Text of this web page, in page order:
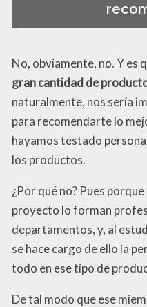
No, obviamente, no. Y es
gran cantidad de
naturalmente, nos sería
para recomendarte lo
hayamos testado
los productos.
¿Por qué no? Pues
proyecto lo forman
departamentos, y, al
se hace cargo de ello la
todo en ese tipo de
De tal modo que ese